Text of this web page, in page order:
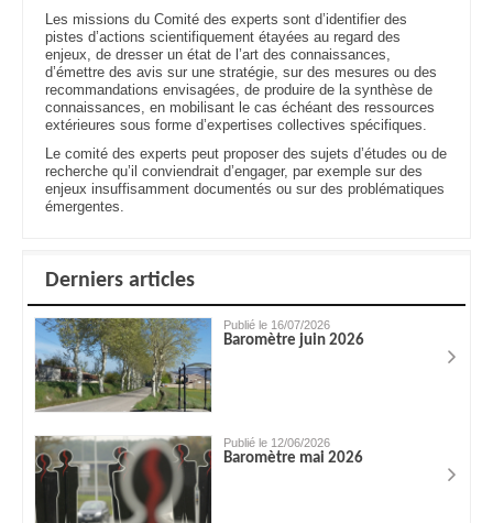
Les missions du Comité des experts sont d’identifier des
pistes d’actions scientifiquement étayées au regard des
enjeux, de dresser un état de l’art des connaissances,
d’émettre des avis sur une stratégie, sur des mesures ou des
recommandations envisagées, de produire de la synthèse de
connaissances, en mobilisant le cas échéant des ressources
extérieures sous forme d’expertises collectives spécifiques.
Le comité des experts peut proposer des sujets d’études ou de
recherche qu’il conviendrait d’engager, par exemple sur des
enjeux insuffisamment documentés ou sur des problématiques
émergentes.
Derniers articles
Publié le 16/07/2026
Baromètre juin 2026
Publié le 12/06/2026
Baromètre mai 2026